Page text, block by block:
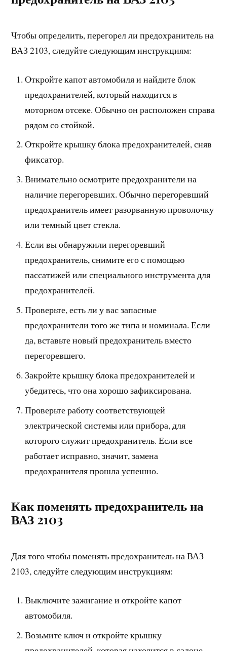
Чтобы определить, перегорел ли предохранитель на
ВАЗ 2103, следуйте следующим инструкциям:
Откройте капот автомобиля и найдите блок
предохранителей, который находится в
моторном отсеке. Обычно он расположен справа
рядом со стойкой.
Откройте крышку блока предохранителей, сняв
фиксатор.
Внимательно осмотрите предохранители на
наличие перегоревших. Обычно перегоревший
предохранитель имеет разорванную проволочку
или темный цвет стекла.
Если вы обнаружили перегоревший
предохранитель, снимите его с помощью
пассатижей или специального инструмента для
предохранителей.
Проверьте, есть ли у вас запасные
предохранители того же типа и номинала. Если
да, вставьте новый предохранитель вместо
перегоревшего.
Закройте крышку блока предохранителей и
убедитесь, что она хорошо зафиксирована.
Проверьте работу соответствующей
электрической системы или прибора, для
которого служит предохранитель. Если все
работает исправно, значит, замена
предохранителя прошла успешно.
Как поменять предохранитель на
ВАЗ 2103
Для того чтобы поменять предохранитель на ВАЗ
2103, следуйте следующим инструкциям:
Выключите зажигание и откройте капот
автомобиля.
Возьмите ключ и откройте крышку